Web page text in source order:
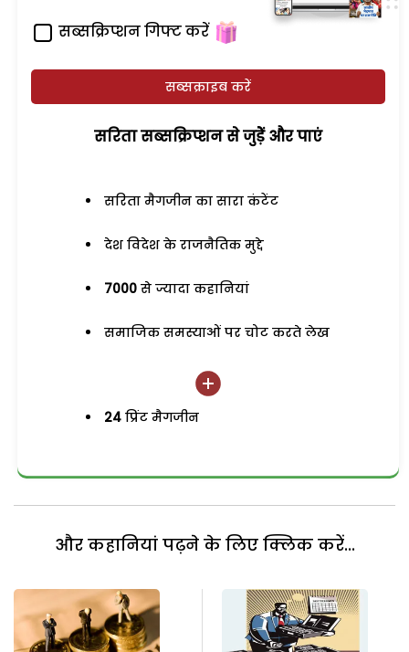
सब्सक्रिप्शन गिफ्ट करें
सब्सक्राइब करें
सरिता सब्सक्रिप्शन से जुड़ेें और पाएं
सरिता मैगजीन का सारा कंटेंट
देश विदेश के राजनैतिक मुद्दे
7000 से ज्यादा कहानियां
समाजिक समस्याओं पर चोट करते लेख
24 प्रिंट मैगजीन
और कहानियां पढ़ने के लिए क्लिक करें...